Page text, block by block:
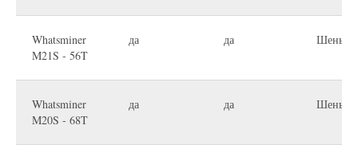
Whatsminer
M21S - 56T
да да
Whatsminer
M20S - 68T
да да